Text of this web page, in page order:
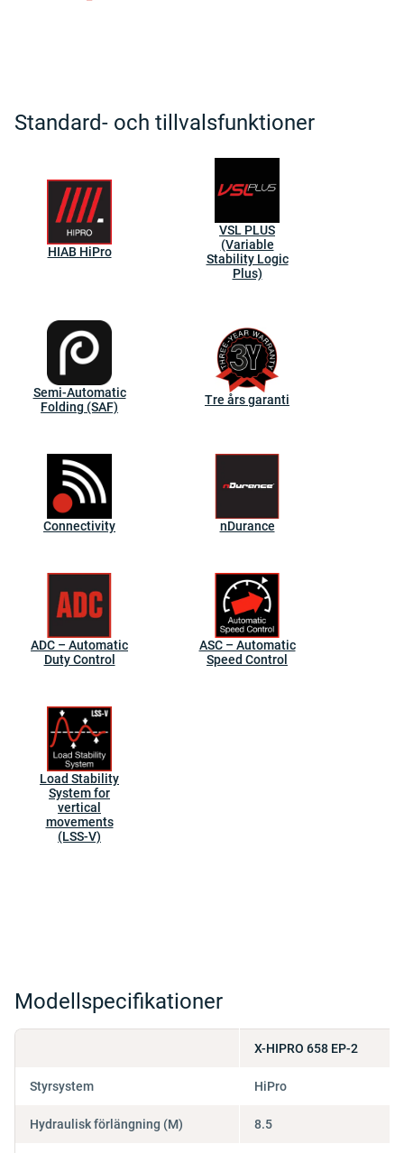
Standard- och tillvalsfunktioner
HIAB HiPro
VSL PLUS
(Variable
Stability Logic
Plus)
Semi-Automatic
Folding (SAF)
Tre års garanti
Connectivity nDurance
ADC – Automatic
Duty Control
ASC – Automatic
Speed Control
Load Stability
System for
vertical
movements
(LSS-V)
Modellspecifikationer
Styrsystem
Hydraulisk förlängning (M)
X-HIPRO 658 EP-2
HiPro
8.5